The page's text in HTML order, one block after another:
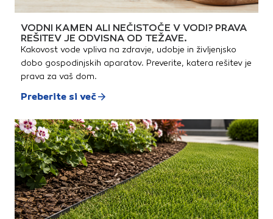
VODNI KAMEN ALI NEČISTOČE V VODI? PRAVA
REŠITEV JE ODVISNA OD TEŽAVE.
Kakovost vode vpliva na zdravje, udobje in življenjsko
dobo gospodinjskih aparatov. Preverite, katera rešitev je
prava za vaš dom.
Preberite si več